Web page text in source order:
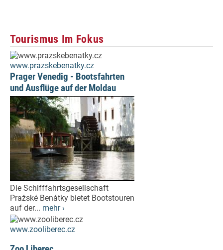
Tourismus Im Fokus
www.prazskebenatky.cz
Prager Venedig - Bootsfahrten
und Ausflüge auf der Moldau
Die Schifffahrtsgesellschaft
Pražské Benátky bietet Bootstouren
auf der... mehr ›
www.zooliberec.cz